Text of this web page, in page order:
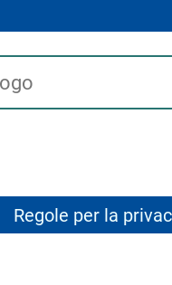
Regole per la